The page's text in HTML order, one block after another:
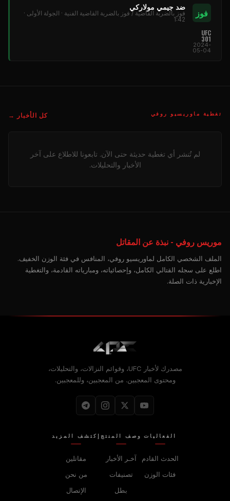
فوز
ضد جيمي مولاركي
فوز بالضربة القاضية / فوز بالضربة القاضية الفنية · الجولة الأولى ·
1:42
UFC
301
2024-
05-04
تغطية ماوريسيو روفي كل الأخبار →
لم تُنشر أي تغطية حديثة حتى الآن. تابعونا للاطلاع على آخر
الأخبار والتحليلات.
موريس روفي - نبذة عن المقاتل
الملف الشخصي الكامل لماوريسيو روفي، المنافس في فئة الوزن الخفيف.
اطلع على سجله القتالي الكامل، وإحصائياته، ومبارياته القادمة، والتغطية
الإخبارية ذات الصلة.
مصدرك لأخبار UFC، وقوائم النزالات، والتحليلات،
ومحتوى المعجبين. من المعجبين، وللمعجبين.
الفعاليات
الحدث القادم
فئات الوزن
وصف المنتج
آخـر الأخبار
تصنيفات
بطل
إكتشف المزيد
مقاتلين
من نحن
الإتصال